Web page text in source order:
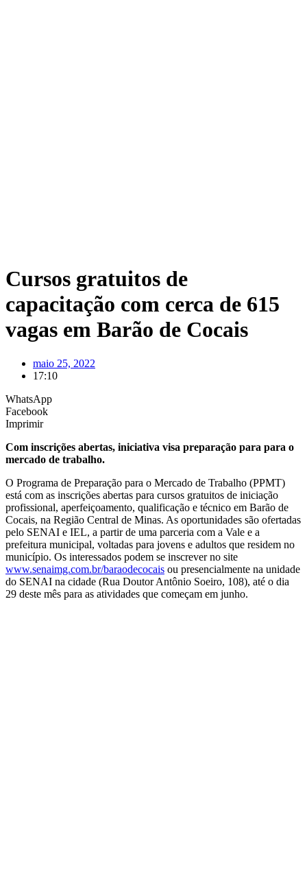
Cursos gratuitos de
capacitação com cerca de 615
vagas em Barão de Cocais
maio 25, 2022
17:10
WhatsApp
Facebook
Imprimir
Com inscrições abertas, iniciativa visa preparação para para o
mercado de trabalho.
O Programa de Preparação para o Mercado de Trabalho (PPMT)
está com as inscrições abertas para cursos gratuitos de iniciação
profissional, aperfeiçoamento, qualificação e técnico em Barão de
Cocais, na Região Central de Minas. As oportunidades são ofertadas
pelo SENAI e IEL, a partir de uma parceria com a Vale e a
prefeitura municipal, voltadas para jovens e adultos que residem no
município. Os interessados podem se inscrever no site
www.senaimg.com.br/baraodecocais ou presencialmente na unidade
do SENAI na cidade (Rua Doutor Antônio Soeiro, 108), até o dia
29 deste mês para as atividades que começam em junho.